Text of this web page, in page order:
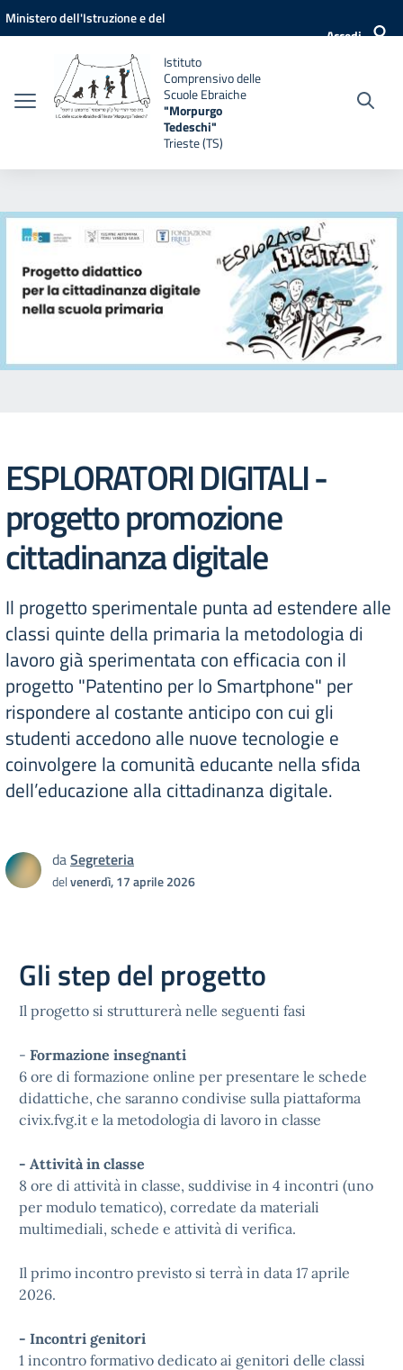
Vai ai contenuti
Vai al menu di navigazione
Vai al footer
Ministero dell'Istruzione e del
Accedi
Istituto
Comprensivo delle
Scuole Ebraiche
"Morpurgo
Tedeschi"
Trieste (TS)
ESPLORATORI DIGITALI -
progetto promozione
cittadinanza digitale
Il progetto sperimentale punta ad estendere alle
classi quinte della primaria la metodologia di
lavoro già sperimentata con efficacia con il
progetto "Patentino per lo Smartphone" per
rispondere al costante anticipo con cui gli
studenti accedono alle nuove tecnologie e
coinvolgere la comunità educante nella sfida
dell’educazione alla cittadinanza digitale.
daSegreteria
delvenerdì, 17 aprile 2026
Gli step del progetto
Il progetto si strutturerà nelle seguenti fasi
- Formazione insegnanti
6 ore di formazione online per presentare le schede
didattiche, che saranno condivise sulla piattaforma
civix.fvg.it e la metodologia di lavoro in classe
- Attività in classe
8 ore di attività in classe, suddivise in 4 incontri (uno
per modulo tematico), corredate da materiali
multimediali, schede e attività di verifica.
Il primo incontro previsto si terrà in data 17 aprile
2026.
- Incontri genitori
1 incontro formativo dedicato ai genitori delle classi